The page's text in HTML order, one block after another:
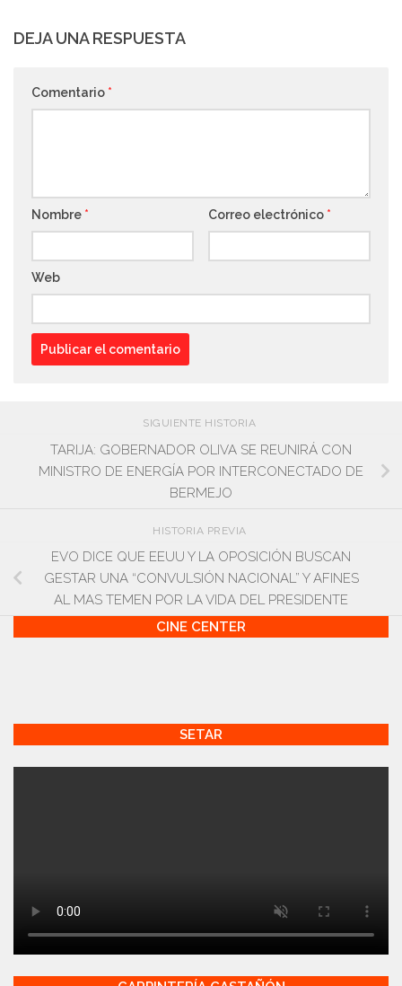
DEJA UNA RESPUESTA
Comentario *
Nombre * Correo electrónico *
Web
SIGUIENTE HISTORIA
TARIJA: GOBERNADOR OLIVA SE REUNIRÁ CON
MINISTRO DE ENERGÍA POR INTERCONECTADO DE
BERMEJO
HISTORIA PREVIA
EVO DICE QUE EEUU Y LA OPOSICIÓN BUSCAN
GESTAR UNA “CONVULSIÓN NACIONAL” Y AFINES
AL MAS TEMEN POR LA VIDA DEL PRESIDENTE
CINE CENTER
SETAR